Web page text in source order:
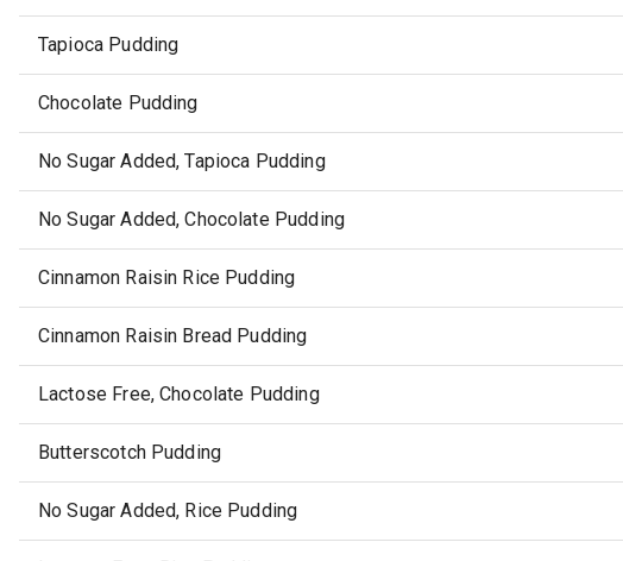
Tapioca Pudding
Chocolate Pudding
No Sugar Added, Tapioca Pudding
No Sugar Added, Chocolate Pudding
Cinnamon Raisin Rice Pudding
Cinnamon Raisin Bread Pudding
Lactose Free, Chocolate Pudding
Butterscotch Pudding
No Sugar Added, Rice Pudding